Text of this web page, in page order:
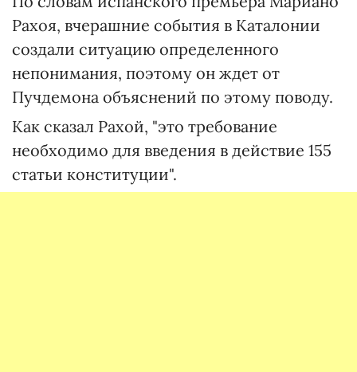
Рахоя, вчерашние события в Каталонии
создали ситуацию определенного
непонимания, поэтому он ждет от
Пучдемона объяснений по этому поводу.
Как сказал Рахой, "это требование
необходимо для введения в действие 155
статьи конституции".